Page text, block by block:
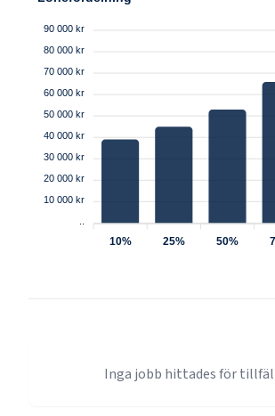
90 000 kr
80 000 kr
70 000 kr
60 000 kr
50 000 kr
40 000 kr
30 000 kr
20 000 kr
10 000 kr
10% 25% 50%
Inga jobb hittades för